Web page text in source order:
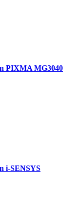
PIXMA MG3040
i-SENSYS